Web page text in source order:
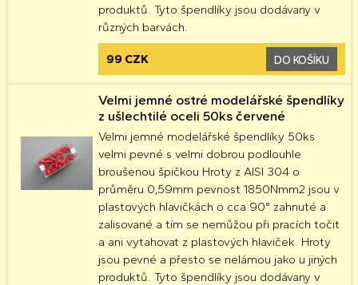
produktů. Tyto špendlíky jsou dodávany v
různých barvách.
99 CZK DO KOŠÍKU
Velmi jemné ostré modelářské špendlíky
z ušlechtilé oceli 50ks červené
Velmi jemné modelářské špendlíky 50ks
velmi pevné s velmi dobrou podlouhle
broušenou špičkou Hroty z AISI 304 o
průměru 0,59mm pevnost 1850Nmm2 jsou v
plastových hlavičkách o cca 90° zahnuté a
zalisované a tím se nemůžou při pracích točit
a ani vytahovat z plastových hlaviček. Hroty
jsou pevné a přesto se nelámou jako u jiných
produktů. Tyto špendlíky jsou dodávany v